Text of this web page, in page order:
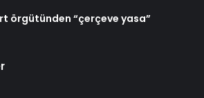
örgütünden “çerçeve yasa”